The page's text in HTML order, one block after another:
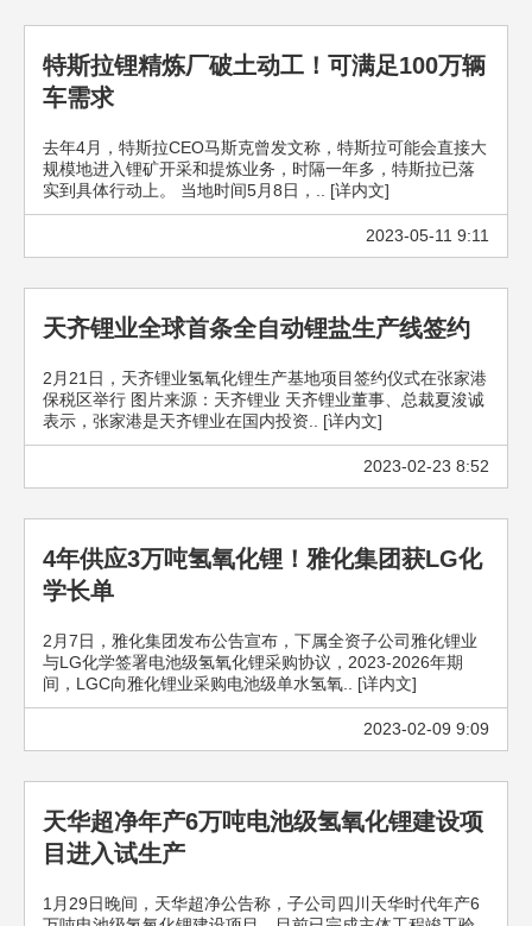
特斯拉锂精炼厂破土动工！可满足100万辆
车需求
去年4月，特斯拉CEO马斯克曾发文称，特斯拉可能会直接大
规模地进入锂矿开采和提炼业务，时隔一年多，特斯拉已落
实到具体行动上。 当地时间5月8日，.. [详内文]
2023-05-11 9:11
天齐锂业全球首条全自动锂盐生产线签约
2月21日，天齐锂业氢氧化锂生产基地项目签约仪式在张家港
保税区举行 图片来源：天齐锂业 天齐锂业董事、总裁夏浚诚
表示，张家港是天齐锂业在国内投资.. [详内文]
2023-02-23 8:52
4年供应3万吨氢氧化锂！雅化集团获LG化
学长单
2月7日，雅化集团发布公告宣布，下属全资子公司雅化锂业
与LG化学签署电池级氢氧化锂采购协议，2023-2026年期
间，LGC向雅化锂业采购电池级单水氢氧.. [详内文]
2023-02-09 9:09
天华超净年产6万吨电池级氢氧化锂建设项
目进入试生产
1月29日晚间，天华超净公告称，子公司四川天华时代年产6